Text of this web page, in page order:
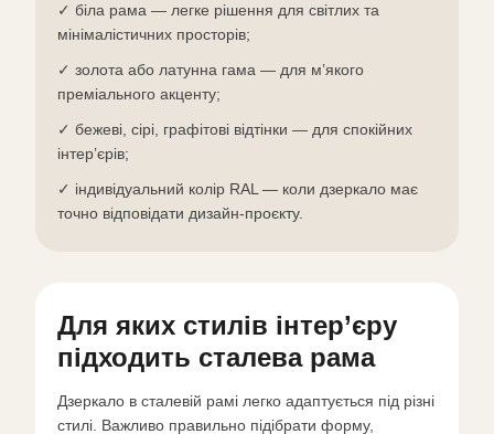
✓ біла рама — легке рішення для світлих та
мінімалістичних просторів;
✓ золота або латунна гама — для м’якого
преміального акценту;
✓ бежеві, сірі, графітові відтінки — для спокійних
інтер’єрів;
✓ індивідуальний колір RAL — коли дзеркало має
точно відповідати дизайн-проєкту.
Для яких стилів інтер’єру
підходить сталева рама
Дзеркало в сталевій рамі легко адаптується під різні
стилі. Важливо правильно підібрати форму,